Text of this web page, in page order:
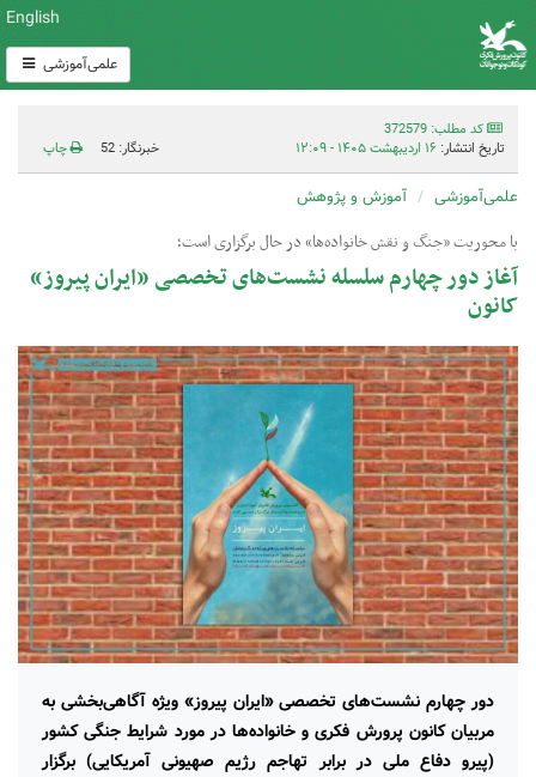
English
علمی‌آموزشی
کد مطلب: 372579
تاریخ انتشار: ۱۶ اردیبهشت ۱۴۰۵ - ۱۲:۰۹ خبرنگار: 52 چاپ
علمی‌آموزشی آموزش و پژوهش
با محوریت «جنگ و نقش خانواده‌ها» در حال برگزاری است؛
آغاز دور چهارم سلسله نشست‌های تخصصی «ایران پیروز»
کانون
دور چهارم نشست‌های تخصصی «ایران پیروز» ویژه آگاهی‌بخشی به
مربیان کانون پرورش فکری و خانواده‌ها در مورد شرایط جنگی کشور
(پیرو دفاع ملی در برابر تهاجم رژیم صهیونی آمریکایی) برگزار